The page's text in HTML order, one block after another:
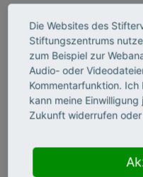
Hochschulperle des
von insgesamt 86.856
Am 6. April 2016 findet
Bonn statt.
Auf den zweiten Platz
Sicherheitstest für
Online-Tool der
Sandkasten – selfmade
Die Websites des
Stiftungszentrums
zum Beispiel zur
Audio- oder
Kommentarfunktion.
kann meine
Zukunft widerrufen